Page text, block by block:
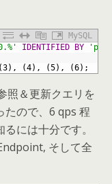
MySQL
IDENTIFIED BY
(3), (4), (5), (6);
照＆更新クエリを
たので、6 qps 程
には十分です。
そして全